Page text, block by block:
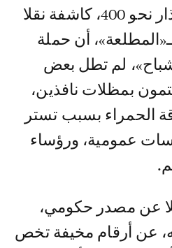
ممارسة مهامها، وإنذار نحو 400، كاشفة نقلا
أن حملة
لم تطل بعض
بمظلات نافذين،
الحمراء بسبب تستر
عمومية، ورؤساء
عن مصدر حكومي،
عن أرقام مخيفة تخص